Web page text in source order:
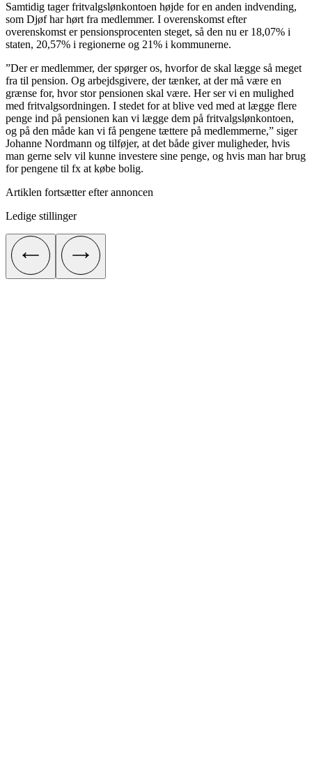
Samtidig tager fritvalgslønkontoen højde for en anden indvending,
som Djøf har hørt fra medlemmer. I overenskomst efter
overenskomst er pensionsprocenten steget, så den nu er 18,07% i
staten, 20,57% i regionerne og 21% i kommunerne.
”Der er medlemmer, der spørger os, hvorfor de skal lægge så meget
fra til pension. Og arbejdsgivere, der tænker, at der må være en
grænse for, hvor stor pensionen skal være. Her ser vi en mulighed
med fritvalgsordningen. I stedet for at blive ved med at lægge flere
penge ind på pensionen kan vi lægge dem på fritvalgslønkontoen,
og på den måde kan vi få pengene tættere på medlemmerne,” siger
Johanne Nordmann og tilføjer, at det både giver muligheder, hvis
man gerne selv vil kunne investere sine penge, og hvis man har brug
for pengene til fx at købe bolig.
Artiklen fortsætter efter annoncen
Ledige stillinger